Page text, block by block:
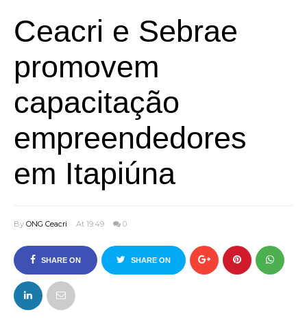
Ceacri e Sebrae
promovem
capacitação
empreendedores
em Itapiúna
By ONG Ceacri At 19:49 0
SHARE ON
FACEBOOK
SHARE ON